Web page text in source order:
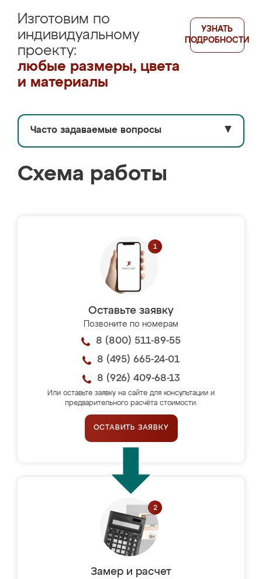
Изготовим по
индивидуальному
проекту:
любые размеры, цвета
и материалы
УЗНАТЬ
ПОДРОБНОСТИ
Часто задаваемые вопросы ▼
Схема работы
Оставьте заявку
Позвоните по номерам
8 (800) 511-89-55
8 (495) 665-24-01
8 (926) 409-68-13
Или оставьте заявку на сайте для консультации и
предварительного расчёта стоимости.
ОСТАВИТЬ ЗАЯВКУ
Замер и расчет